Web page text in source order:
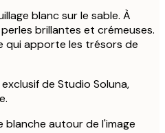
blanc sur le sable. À
brillantes et crémeuses.
qui apporte les trésors de
de Studio Soluna,
autour de l'image